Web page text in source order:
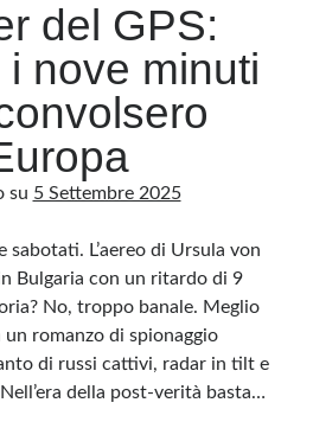
del GPS:
nove minuti
su 5 Settembre 2025
sabotati. L’aereo di Ursula von
Bulgaria con un ritardo di 9
No, troppo banale. Meglio
romanzo di spionaggio
di russi cattivi, radar in tilt e
della post-verità basta…